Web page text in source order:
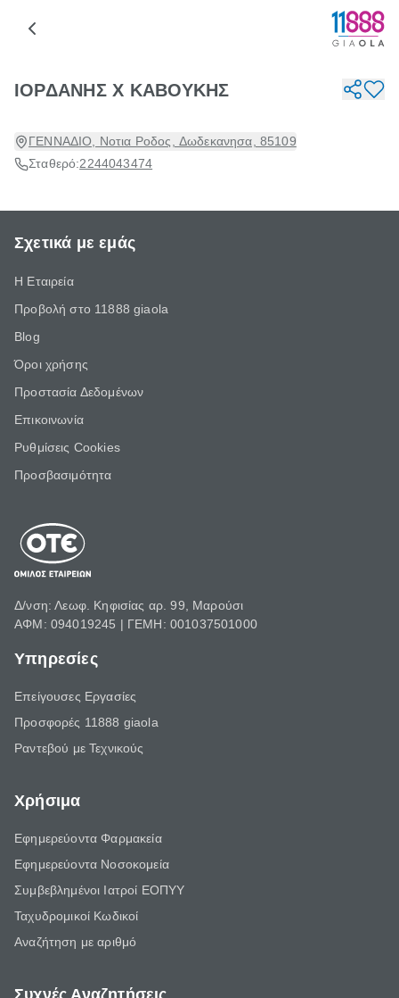
ΙΟΡΔΑΝΗΣ Χ ΚΑΒΟΥΚΗΣ
ΓΕΝΝΑΔΙΟ, Νοτια Ροδος, Δωδεκανησα, 85109
Σταθερό:2244043474
Σχετικά με εμάς
Η Εταιρεία
Προβολή στο 11888 giaola
Blog
Όροι χρήσης
Προστασία Δεδομένων
Επικοινωνία
Ρυθμίσεις Cookies
Προσβασιμότητα
Δ/νση: Λεωφ. Κηφισίας αρ. 99, Μαρούσι
ΑΦΜ: 094019245 | ΓΕΜΗ: 001037501000
Υπηρεσίες
Επείγουσες Εργασίες
Προσφορές 11888 giaola
Ραντεβού με Τεχνικούς
Χρήσιμα
Εφημερεύοντα Φαρμακεία
Εφημερεύοντα Νοσοκομεία
Συμβεβλημένοι Ιατροί ΕΟΠΥΥ
Ταχυδρομικοί Κωδικοί
Αναζήτηση με αριθμό
Συχνές Αναζητήσεις